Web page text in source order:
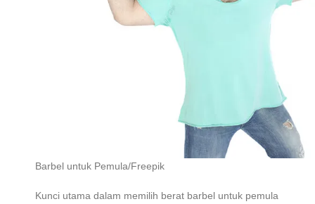
Barbel untuk Pemula/Freepik
Kunci utama dalam memilih berat barbel untuk pemula